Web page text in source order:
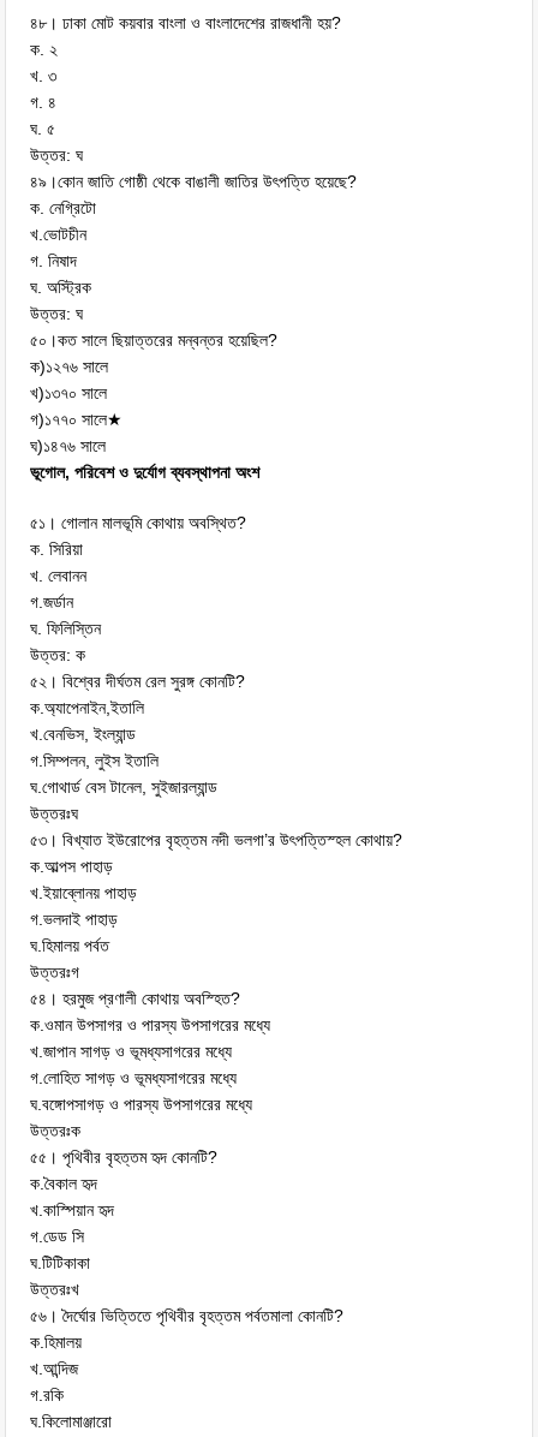
৪৮। ঢাকা মোট কয়বার বাংলা ও বাংলাদেশের রাজধানী হয়?
ক. ২
খ. ৩
গ. ৪
ঘ. ৫
উত্তর: ঘ
৪৯।কোন জাতি গোষ্ঠী থেকে বাঙালী জাতির উৎপত্তি হয়েছে?
ক. নেগ্রিটো
খ.ভোটচীন
গ. নিষাদ
ঘ. অস্ট্রিক
উত্তর: ঘ
৫০।কত সালে ছিয়াত্তরের মন্বন্তর হয়েছিল?
ক)১২৭৬ সালে
খ)১৩৭০ সালে
গ)১৭৭০ সালে★
ঘ)১৪৭৬ সালে
ভূগোল, পরিবেশ ও দুর্যোগ ব্যবস্থাপনা অংশ
৫১। গোলান মালভূমি কোথায় অবস্থিত?
ক. সিরিয়া
খ. লেবানন
গ.জর্ডান
ঘ. ফিলিস্তিন
উত্তর: ক
৫২। বিশ্বের দীর্ঘতম রেল সুরঙ্গ কোনটি?
ক.অ্যাপেনাইন,ইতালি
খ.বেনভিস, ইংল্যান্ড
গ.সিম্পলন, লুইস ইতালি
ঘ.গোথার্ড বেস টানেল, সুইজারল্যান্ড
উত্তরঃঘ
৫৩। বিখ্যাত ইউরোপের বৃহত্তম নদী ভলগা’র উৎপত্তিস্হল কোথায়?
ক.আল্পস পাহাড়
খ.ইয়াব্লোনয় পাহাড়
গ.ভলদাই পাহাড়
ঘ.হিমালয় পর্বত
উত্তরঃগ
৫৪। হরমুজ প্রণালী কোথায় অবস্হিত?
ক.ওমান উপসাগর ও পারস্য উপসাগরের মধ্যে
খ.জাপান সাগড় ও ভূমধ্যসাগরের মধ্যে
গ.লোহিত সাগড় ও ভূমধ্যসাগরের মধ্যে
ঘ.বঙ্গোপসাগড় ও পারস্য উপসাগরের মধ্যে
উত্তরঃক
৫৫। পৃথিবীর বৃহত্তম হৃদ কোনটি?
ক.বৈকাল হৃদ
খ.কাস্পিয়ান হৃদ
গ.ডেড সি
ঘ.টিটিকাকা
উত্তরঃখ
৫৬। দৈর্ঘোর ভিত্তিতে পৃথিবীর বৃহত্তম পর্বতমালা কোনটি?
ক.হিমালয়
খ.আন্দিজ
গ.রকি
ঘ.কিলোমাঞ্জারো